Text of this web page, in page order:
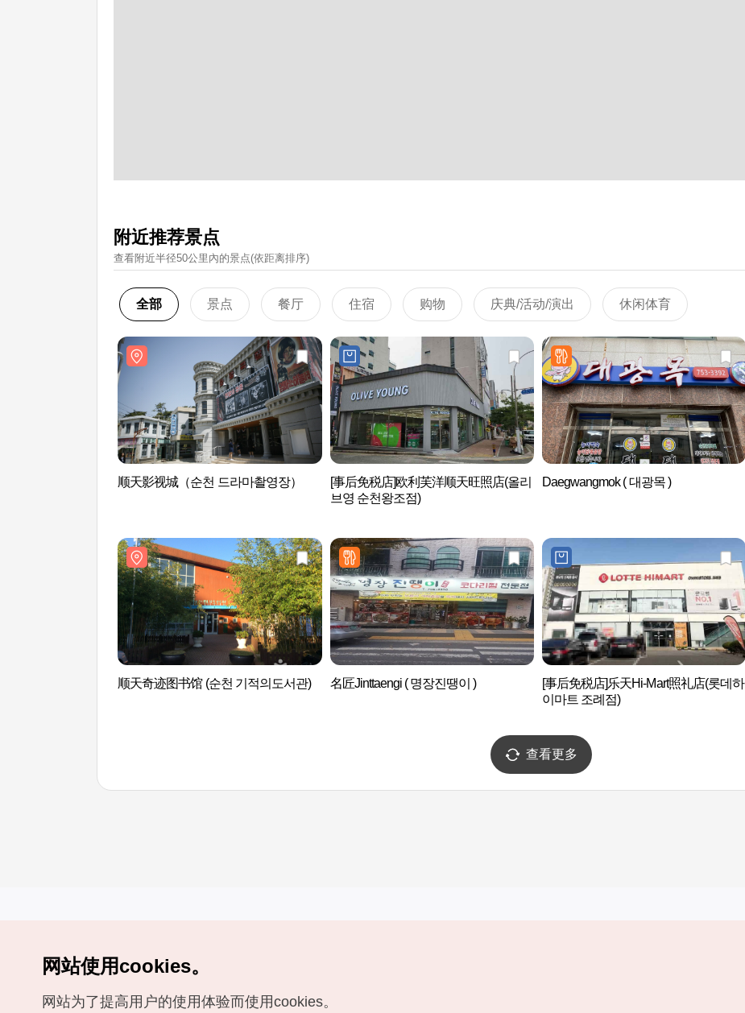
附近推荐景点
查看附近半径50公里內的景点(依距离排序)
全部 景点 餐厅 住宿 购物 庆典/活动/演出 休闲体育
顺天影视城（순천 드라마촬영장）
[事后免税店]欧利芙洋顺天旺照店(올리
브영 순천왕조점)
Daegwangmok ( 대광목 )
顺天奇迹图书馆 (순천 기적의도서관) 名匠Jinttaengi ( 명장진땡이 )
[事后免税店]乐天Hi-Mart照礼店(롯데하
이마트 조례점)
查看更多
如有相关疑问或建议，欢迎来信。VISITKOREA官方邮箱
网站使用cookies。
网站为了提高用户的使用体验而使用cookies。